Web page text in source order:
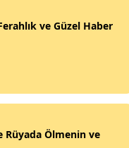
ve Güzel Haber
Rüyada Ölmenin ve